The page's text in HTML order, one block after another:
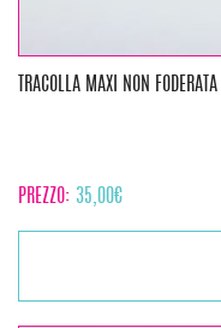
TRACOLLA MAXI NON FODERATA
PREZZO: 35,00€